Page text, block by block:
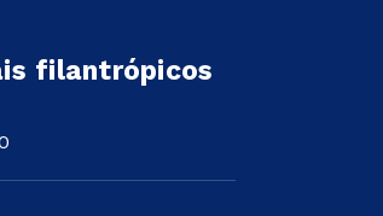
filantrópicos